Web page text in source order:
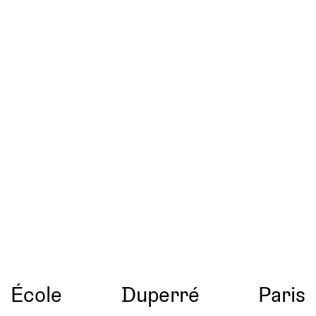
École Duperré Paris